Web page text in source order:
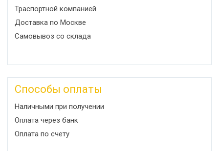
Траспортной компанией
Доставка по Москве
Самовывоз со склада
Способы оплаты
Наличными при получении
Оплата через банк
Оплата по счету